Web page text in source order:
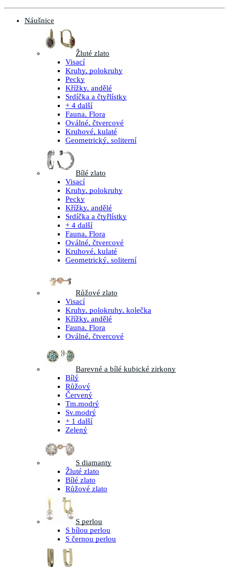
Náušnice
Žluté zlato
Visací
Kruhy, polokruhy
Pecky
Křížky, andělé
Srdíčka a čtyřlístky
+ 4 další
Fauna, Flora
Oválné, čtvercové
Kruhové, kulaté
Geometrický, soliterní
Bílé zlato
Visací
Kruhy, polokruhy
Pecky
Křížky, andělé
Srdíčka a čtyřlístky
+ 4 další
Fauna, Flora
Oválné, čtvercové
Kruhové, kulaté
Geometrický, soliterní
Růžové zlato
Visací
Kruhy, polokruhy, kolečka
Křížky, andělé
Fauna, Flora
Oválné, čtvercové
Barevné a bílé kubické zirkony
Bílý
Růžový
Červený
Tm.modrý
Sv.modrý
+ 1 další
Zelený
S diamanty
Žluté zlato
Bílé zlato
Růžové zlato
S perlou
S bílou perlou
S černou perlou